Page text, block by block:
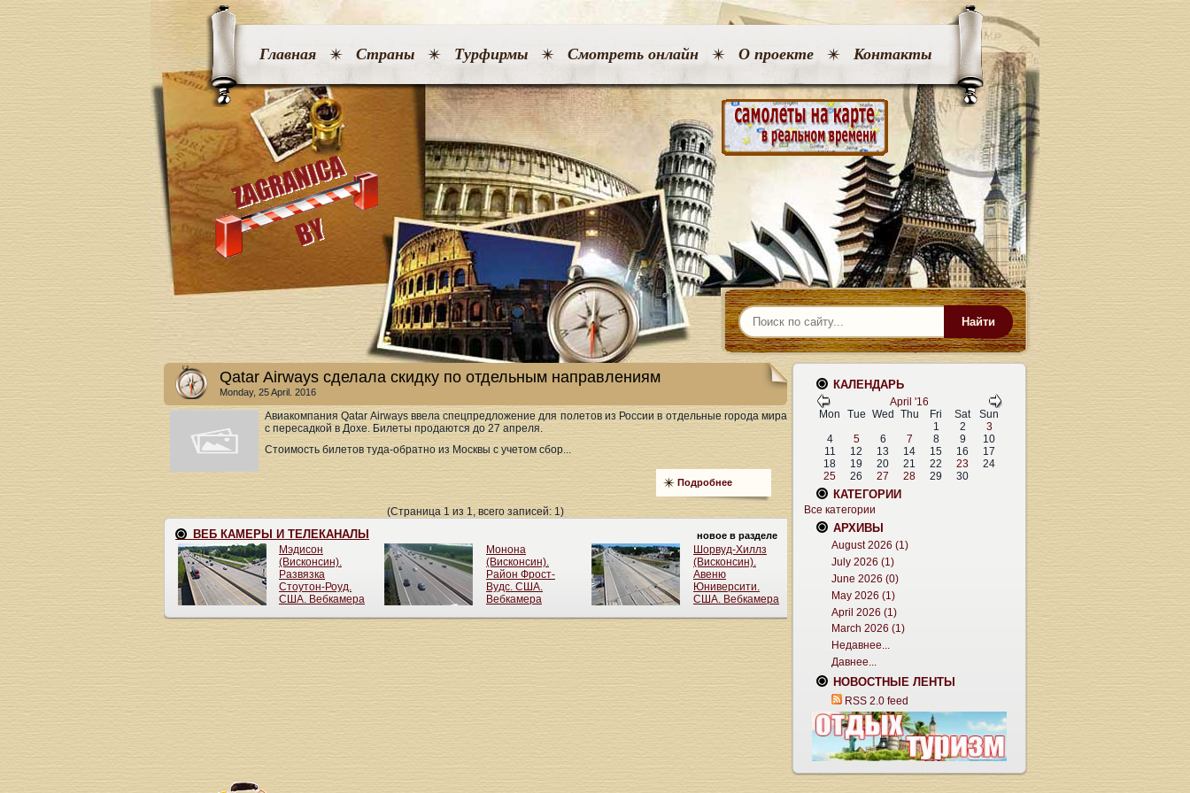
Главная Страны Турфирмы Смотреть онлайн О проекте Контакты
Найти
Qatar Airways сделала скидку по отдельным направлениям
Monday, 25 April. 2016
Авиакомпания Qatar Airways ввела спецпредложение для полетов из России в отдельные города мира
с пересадкой в Дохе. Билеты продаются до 27 апреля.
Стоимость билетов туда-обратно из Москвы с учетом сбор...
Подробнее
(Страница 1 из 1, всего записей: 1)
КАЛЕНДАРЬ
April '16
Mon
Tue Wed Thu Fri Sat
Sun
1
2
3
4
5 6 7 8 9
10
11
12 13 14 15 16
17
18
19 20 21 22 23
24
25
26 27 28 29 30
КАТЕГОРИИ
Все категории
АРХИВЫ
August 2026 (1)
July 2026 (1)
June 2026 (0)
May 2026 (1)
April 2026 (1)
March 2026 (1)
Недавнее...
Давнее...
НОВОСТНЫЕ ЛЕНТЫ
RSS 2.0 feed